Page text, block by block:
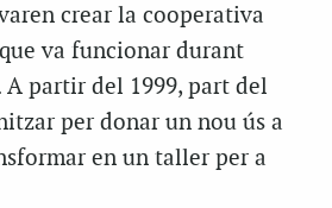
crear la cooperativa
va funcionar durant
A partir del 1999, part del
per donar un nou ús a
en un taller per a